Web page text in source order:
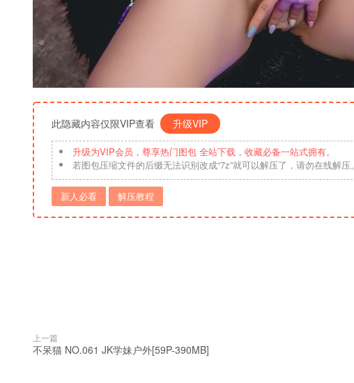
此隐藏内容仅限VIP查看 升级VIP
升级为VIP会员，尊享热门图包 全站下载，收藏必备一站式拥有。
若图包压缩文件的后缀无法识别改成“7z”就可以解压了，请勿在线解压。
新人必看 解压教程
上一篇
不呆猫 NO.061 JK学妹户外[59P-390MB]